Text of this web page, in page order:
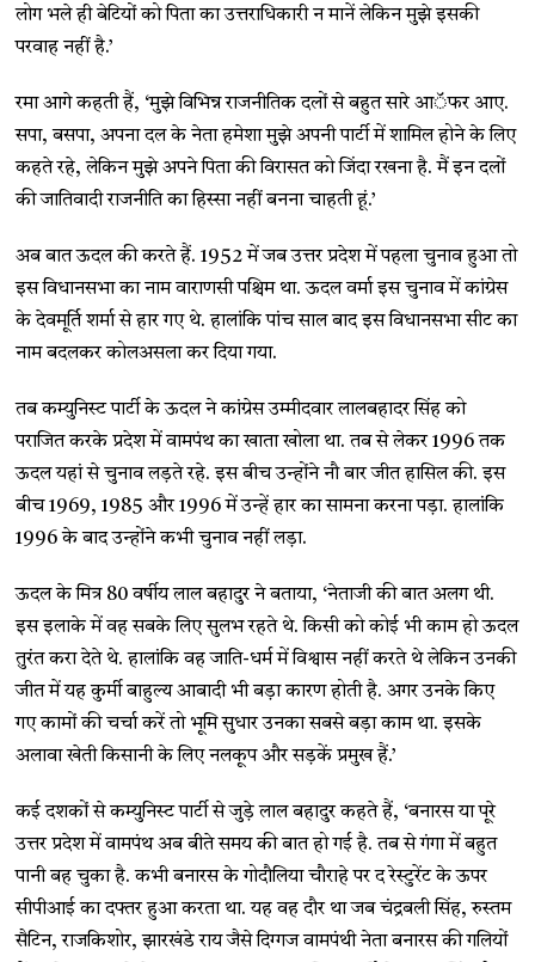
लोग भले ही बेटियों को पिता का उत्तराधिकारी न मानें लेकिन मुझे इसकी
परवाह नहीं है.’
रमा आगे कहती हैं, ‘मुझे विभिन्न राजनीतिक दलों से बहुत सारे आॅफर आए.
सपा, बसपा, अपना दल के नेता हमेशा मुझे अपनी पार्टी में शामिल होने के लिए
कहते रहे, लेकिन मुझे अपने पिता की विरासत को जिंदा रखना है. मैं इन दलों
की जातिवादी राजनीति का हिस्सा नहीं बनना चाहती हूं.’
अब बात ऊदल की करते हैं. 1952 में जब उत्तर प्रदेश में पहला चुनाव हुआ तो
इस विधानसभा का नाम वाराणसी पश्चिम था. ऊदल वर्मा इस चुनाव में कांग्रेस
के देवमूर्ति शर्मा से हार गए थे. हालांकि पांच साल बाद इस विधानसभा सीट का
नाम बदलकर कोलअसला कर दिया गया.
तब कम्युनिस्ट पार्टी के ऊदल ने कांग्रेस उम्मीदवार लालबहादर सिंह को
पराजित करके प्रदेश में वामपंथ का खाता खोला था. तब से लेकर 1996 तक
ऊदल यहां से चुनाव लड़ते रहे. इस बीच उन्होंने नौ बार जीत हासिल की. इस
बीच 1969, 1985 और 1996 में उन्हें हार का सामना करना पड़ा. हालांकि
1996 के बाद उन्होंने कभी चुनाव नहीं लड़ा.
ऊदल के मित्र 80 वर्षीय लाल बहादुर ने बताया, ‘नेताजी की बात अलग थी.
इस इलाके में वह सबके लिए सुलभ रहते थे. किसी को कोई भी काम हो ऊदल
तुरंत करा देते थे. हालांकि वह जाति-धर्म में विश्वास नहीं करते थे लेकिन उनकी
जीत में यह कुर्मी बाहुल्य आबादी भी बड़ा कारण होती है. अगर उनके किए
गए कामों की चर्चा करें तो भूमि सुधार उनका सबसे बड़ा काम था. इसके
अलावा खेती किसानी के लिए नलकूप और सड़कें प्रमुख हैं.’
कई दशकों से कम्युनिस्ट पार्टी से जुड़े लाल बहादुर कहते हैं, ‘बनारस या पूरे
उत्तर प्रदेश में वामपंथ अब बीते समय की बात हो गई है. तब से गंगा में बहुत
पानी बह चुका है. कभी बनारस के गोदौलिया चौराहे पर द रेस्टुरेंट के ऊपर
सीपीआई का दफ्तर हुआ करता था. यह वह दौर था जब चंद्रबली सिंह, रुस्तम
सैटिन, राजकिशोर, झारखंडे राय जैसे दिग्गज वामपंथी नेता बनारस की गलियों